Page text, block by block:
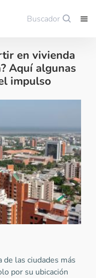
Buscador
en vivienda
Aquí algunas
impulso
las ciudades más
por su ubicación
Guardar